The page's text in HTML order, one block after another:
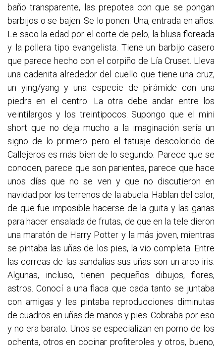
baño transparente, las prepotea con que se pongan
barbijos o se bajen. Se lo ponen. Una, entrada en años.
Le saco la edad por el corte de pelo, la blusa floreada
y la pollera tipo evangelista. Tiene un barbijo casero
que parece hecho con el corpiño de Lía Cruset. Lleva
una cadenita alrededor del cuello que tiene una cruz,
un ying/yang y una especie de pirámide con una
piedra en el centro. La otra debe andar entre los
veintilargos y los treintipocos. Supongo que el mini
short que no deja mucho a la imaginación sería un
signo de lo primero pero el tatuaje descolorido de
Callejeros es más bien de lo segundo. Parece que se
conocen, parece que son parientes, parece que hace
unos días que no se ven y que no discutieron en
navidad por los terrenos de la abuela. Hablan del calor,
de que fue imposible hacerse de la guita y las ganas
para hacer ensalada de frutas, de que en la tele dieron
una maratón de Harry Potter y la más joven, mientras
se pintaba las uñas de los pies, la vio completa. Entre
las correas de las sandalias sus uñas son un arco iris.
Algunas, incluso, tienen pequeños dibujos, flores,
astros. Conocí a una flaca que cada tanto se juntaba
con amigas y les pintaba reproducciones diminutas
de cuadros en uñas de manos y pies. Cobraba por eso
y no era barato. Unos se especializan en porno de los
ochenta, otros en cocinar profiteroles y otros, bueno,